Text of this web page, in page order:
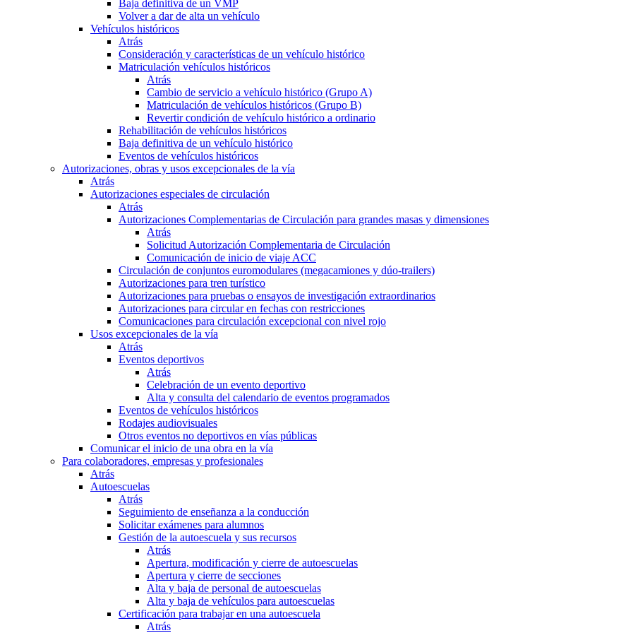
Baja definitiva de un VMP
Volver a dar de alta un vehículo
Vehículos históricos
Atrás
Consideración y características de un vehículo histórico
Matriculación vehículos históricos
Atrás
Cambio de servicio a vehículo histórico (Grupo A)
Matriculación de vehículos históricos (Grupo B)
Revertir condición de vehículo histórico a ordinario
Rehabilitación de vehículos históricos
Baja definitiva de un vehículo histórico
Eventos de vehículos históricos
Autorizaciones, obras y usos excepcionales de la vía
Atrás
Autorizaciones especiales de circulación
Atrás
Autorizaciones Complementarias de Circulación para grandes masas y dimensiones
Atrás
Solicitud Autorización Complementaria de Circulación
Comunicación de inicio de viaje ACC
Circulación de conjuntos euromodulares (megacamiones y dúo-trailers)
Autorizaciones para tren turístico
Autorizaciones para pruebas o ensayos de investigación extraordinarios
Autorizaciones para circular en fechas con restricciones
Comunicaciones para circulación excepcional con nivel rojo
Usos excepcionales de la vía
Atrás
Eventos deportivos
Atrás
Celebración de un evento deportivo
Alta y consulta del calendario de eventos programados
Eventos de vehículos históricos
Rodajes audiovisuales
Otros eventos no deportivos en vías públicas
Comunicar el inicio de una obra en la vía
Para colaboradores, empresas y profesionales
Atrás
Autoescuelas
Atrás
Seguimiento de enseñanza a la conducción
Solicitar exámenes para alumnos
Gestión de la autoescuela y sus recursos
Atrás
Apertura, modificación y cierre de autoescuelas
Apertura y cierre de secciones
Alta y baja de personal de autoescuelas
Alta y baja de vehículos para autoescuelas
Certificación para trabajar en una autoescuela
Atrás